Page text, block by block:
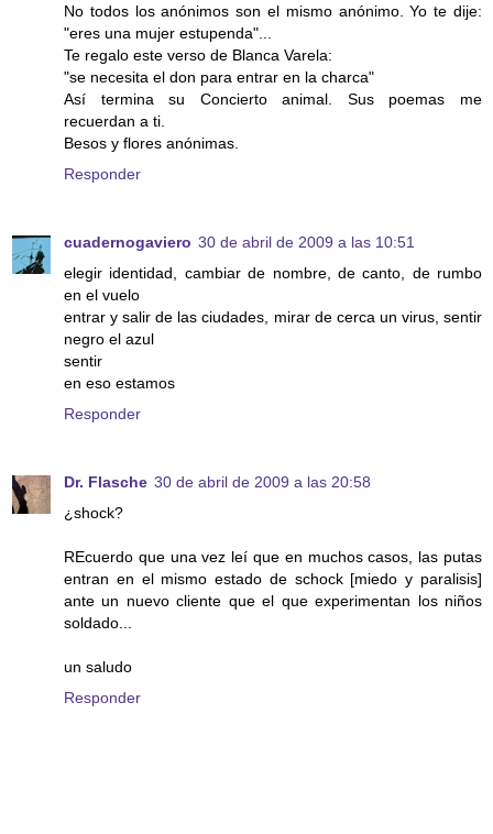
No todos los anónimos son el mismo anónimo. Yo te dije:
"eres una mujer estupenda"...
Te regalo este verso de Blanca Varela:
"se necesita el don para entrar en la charca"
Así termina su Concierto animal. Sus poemas me
recuerdan a ti.
Besos y flores anónimas.
Responder
cuadernogaviero 30 de abril de 2009 a las 10:51
elegir identidad, cambiar de nombre, de canto, de rumbo
en el vuelo
entrar y salir de las ciudades, mirar de cerca un virus, sentir
negro el azul
sentir
en eso estamos
Responder
Dr. Flasche 30 de abril de 2009 a las 20:58
¿shock?
REcuerdo que una vez leí que en muchos casos, las putas
entran en el mismo estado de schock [miedo y paralisis]
ante un nuevo cliente que el que experimentan los niños
soldado...
un saludo
Responder